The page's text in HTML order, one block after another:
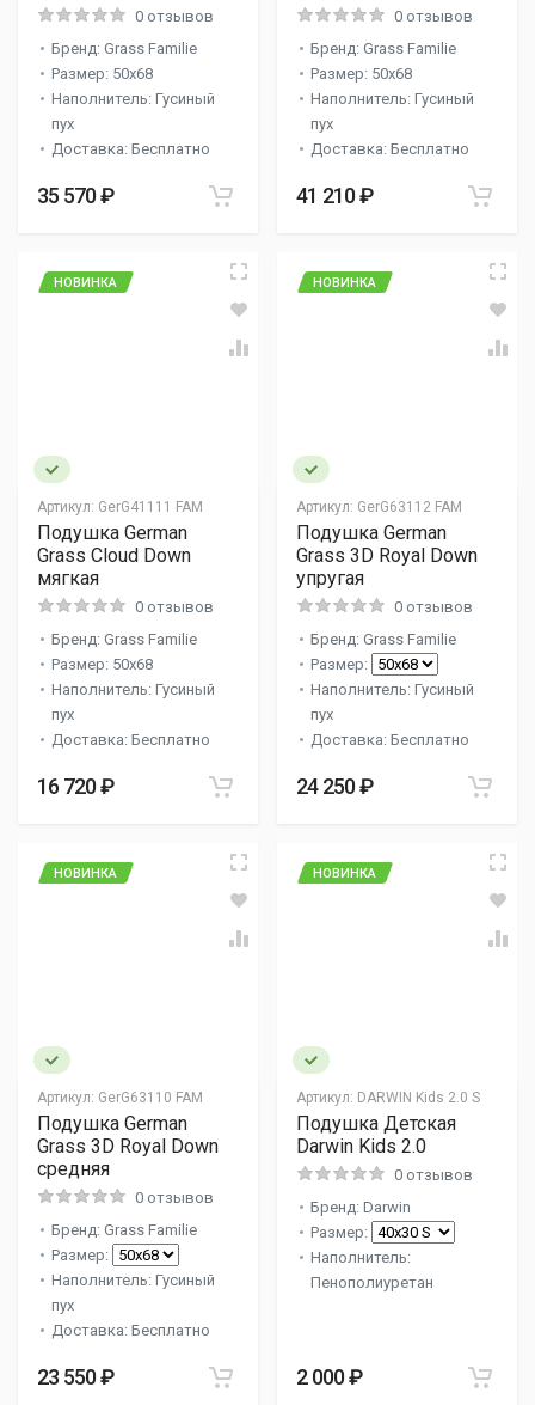
0 отзывов
Бренд: Grass Familie
Размер: 50x68
Наполнитель: Гусиный
пух
Доставка: Бесплатно
35 570 ₽
0 отзывов
Бренд: Grass Familie
Размер: 50x68
Наполнитель: Гусиный
пух
Доставка: Бесплатно
41 210 ₽
Артикул: GerG41111 FAM
НОВИНКА
Подушка German
Grass Cloud Down
мягкая
0 отзывов
Бренд: Grass Familie
Размер: 50x68
Наполнитель: Гусиный
пух
Доставка: Бесплатно
16 720 ₽
Артикул: GerG63112 FAM
НОВИНКА
Подушка German
Grass 3D Royal Down
упругая
0 отзывов
Бренд: Grass Familie
Размер:
Наполнитель: Гусиный
пух
Доставка: Бесплатно
24 250 ₽
Артикул: GerG63110 FAM
НОВИНКА
Подушка German
Grass 3D Royal Down
средняя
0 отзывов
Бренд: Grass Familie
Размер:
Наполнитель: Гусиный
пух
Доставка: Бесплатно
23 550 ₽
Артикул: DARWIN Kids 2.0 S
НОВИНКА
Подушка Детская
Darwin Kids 2.0
0 отзывов
Бренд: Darwin
Размер:
Наполнитель:
Пенополиуретан
2 000 ₽